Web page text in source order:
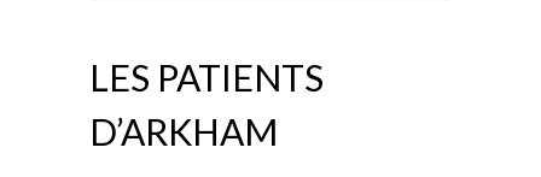
LES PATIENTS
D’ARKHAM